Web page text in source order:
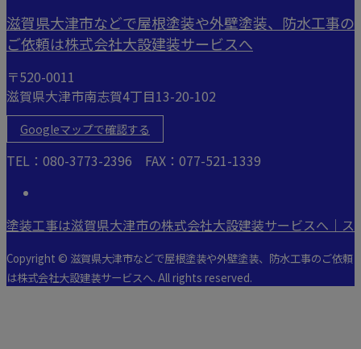
滋賀県大津市などで屋根塗装や外壁塗装、防水工事の
ご依頼は株式会社大設建装サービスへ
〒520-0011
滋賀県大津市南志賀4丁目13-20-102
Googleマップで確認する
TEL：080-3773-2396 FAX：077-521-1339
塗装工事は滋賀県大津市の株式会社大設建装サービスへ｜ス
Copyright © 滋賀県大津市などで屋根塗装や外壁塗装、防水工事のご依頼
は株式会社大設建装サービスへ. All rights reserved.